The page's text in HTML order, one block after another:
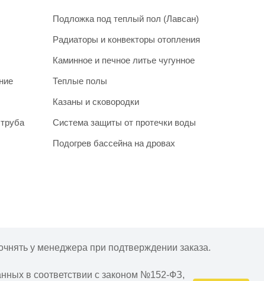
Подложка под теплый пол (Лавсан)
Радиаторы и конвекторы отопления
Каминное и печное литье чугунное
Теплые полы
Казаны и сковородки
Система защиты от протечки воды
Подогрев бассейна на дровах
у менеджера при подтверждении заказа.
в соответствии с законом №152-ФЗ,